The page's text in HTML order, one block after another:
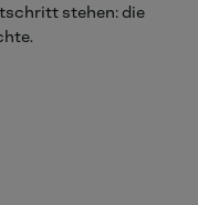
stehen: die